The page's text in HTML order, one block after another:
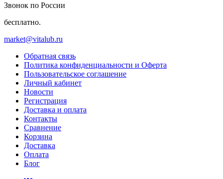
Звонок по России
бесплатно.
market@vitalub.ru
Обратная связь
Политика конфиденциальности и Оферта
Пользовательское соглашение
Личный кабинет
Новости
Регистрация
Доставка и оплата
Контакты
Сравнение
Корзина
Доставка
Оплата
Блог